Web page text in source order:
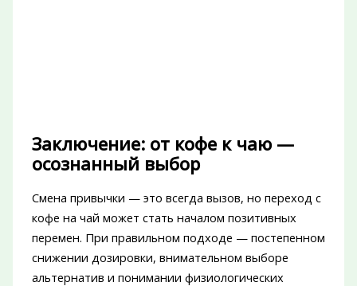
Заключение: от кофе к чаю —
осознанный выбор
Смена привычки — это всегда вызов, но переход с
кофе на чай может стать началом позитивных
перемен. При правильном подходе — постепенном
снижении дозировки, внимательном выборе
альтернатив и понимании физиологических